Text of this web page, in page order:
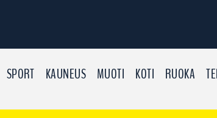
SPORT KAUNEUS MUOTI KOTI RUOKA